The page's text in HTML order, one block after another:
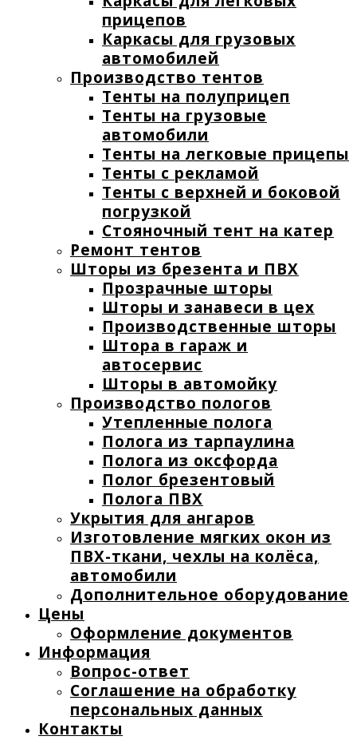
прицепов
Каркасы для грузовых
автомобилей
Производство тентов
Тенты на полуприцеп
Тенты на грузовые
автомобили
Тенты на легковые прицепы
Тенты с рекламой
Тенты с верхней и боковой
погрузкой
Стояночный тент на катер
Ремонт тентов
Шторы из брезента и ПВХ
Прозрачные шторы
Шторы и занавеси в цех
Производственные шторы
Штора в гараж и
автосервис
Шторы в автомойку
Производство пологов
Утепленные полога
Полога из тарпаулина
Полога из оксфорда
Полог брезентовый
Полога ПВХ
Укрытия для ангаров
Изготовление мягких окон из
ПВХ-ткани, чехлы на колёса,
автомобили
Дополнительное оборудование
Цены
Оформление документов
Информация
Вопрос-ответ
Соглашение на обработку
персональных данных
Контакты